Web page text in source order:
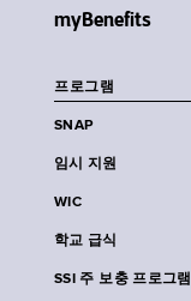
myBenefits
프로그램
SNAP
임시 지원
WIC
학교 급식
SSI 주 보충 프로그램